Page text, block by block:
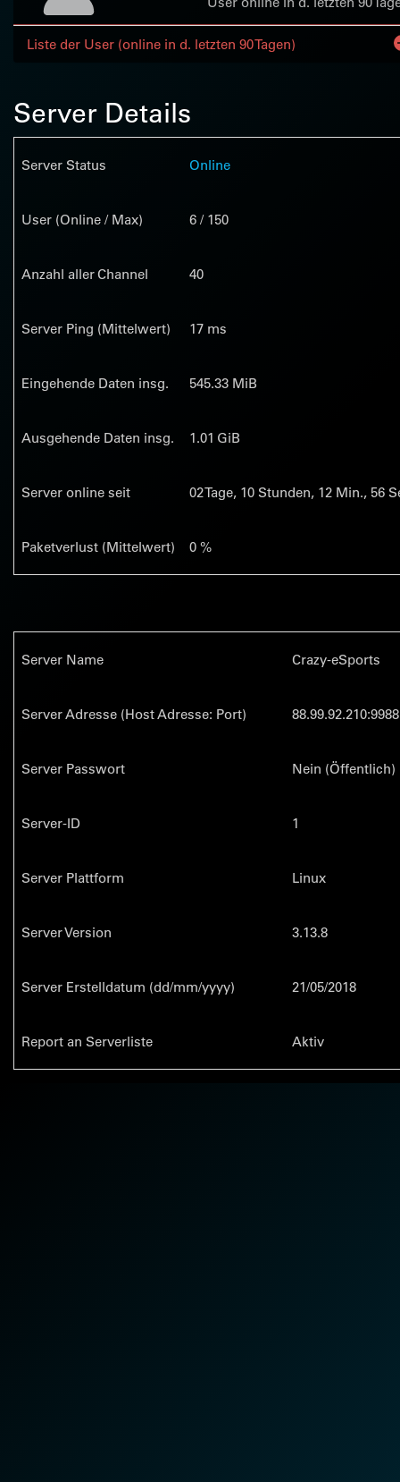
Liste der User (online in d. letzten 90 Tagen)
Server Details
Server Status Online
User (Online / Max) 6 / 150
Anzahl aller Channel 40
Server Ping (Mittelwert) 17 ms
Eingehende Daten insg. 545.33 MiB
Ausgehende Daten insg. 1.01 GiB
Server online seit 02Tage, 10 Stunden, 12 Min., 56
Paketverlust (Mittelwert) 0 %
Server Name Crazy-eSports
Server Adresse (Host Adresse: Port) 88.99.92.210:9988
Server Passwort Nein (Öffentlich)
Server-ID 1
Server Plattform Linux
Server Version 3.13.8
Server Erstelldatum (dd/mm/yyyy) 21/05/2018
Report an Serverliste Aktiv